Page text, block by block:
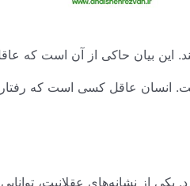
بیان حاکی از آن است که
انسان عاقل کسی است که
از نشانه‌های عقلانیت،